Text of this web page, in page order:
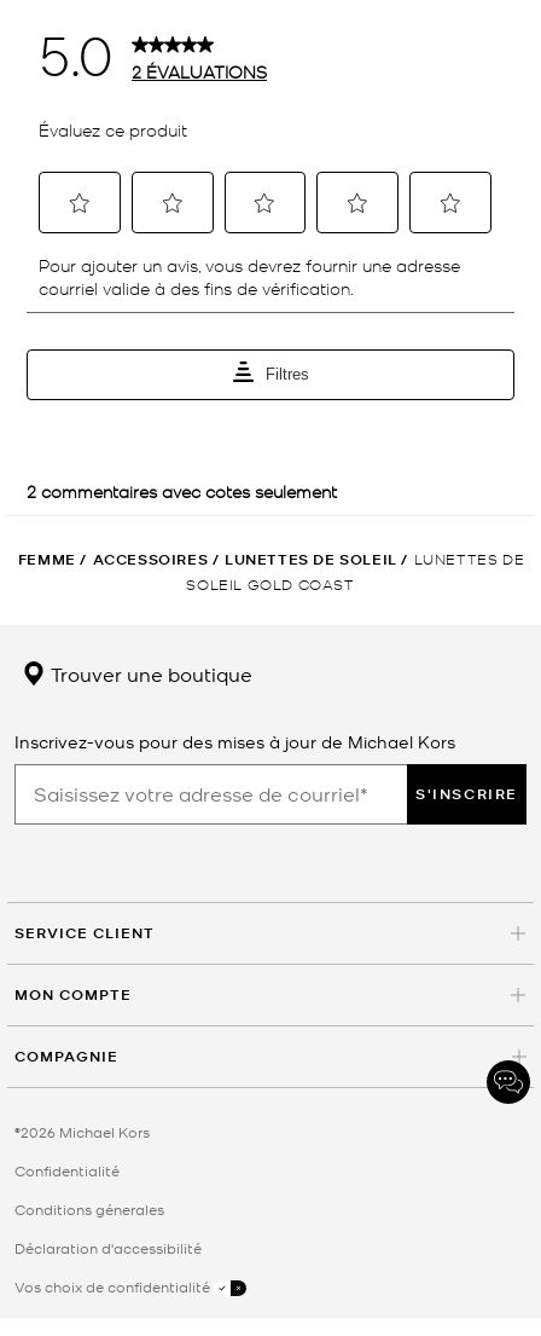
FEMME / ACCESSOIRES / LUNETTES DE SOLEIL / LUNETTES DE
SOLEIL GOLD COAST
Trouver une boutique
Inscrivez-vous pour des mises à jour de Michael Kors
S'INSCRIRE
SERVICE CLIENT
MON COMPTE
COMPAGNIE
©2026 Michael Kors
Confidentialité
Conditions génerales
Déclaration d'accessibilité
Vos choix de confidentialité